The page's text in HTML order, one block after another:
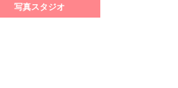
写真スタジオ